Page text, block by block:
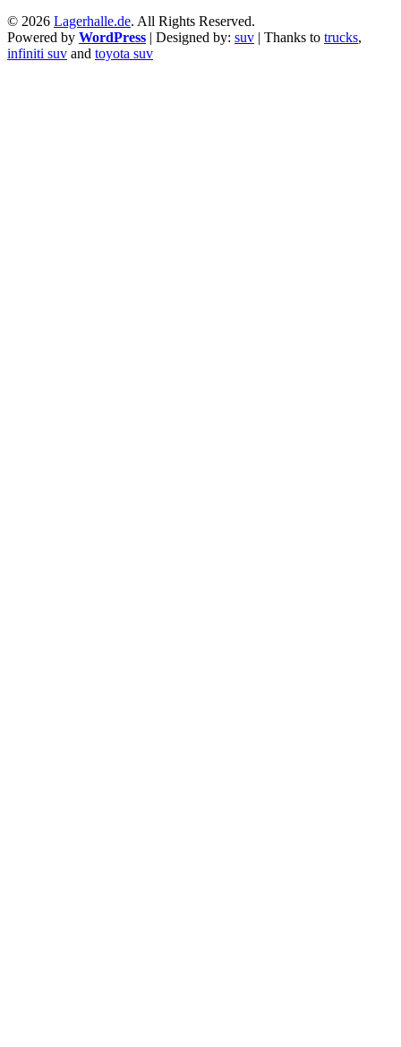
© 2026 Lagerhalle.de. All Rights Reserved.
Powered by WordPress | Designed by: suv | Thanks to trucks,
infiniti suv and toyota suv